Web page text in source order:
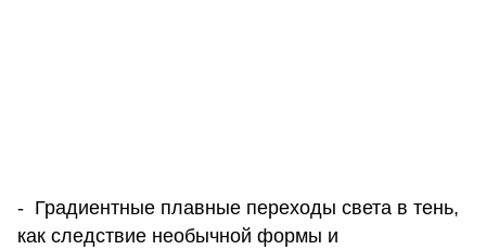
- Градиентные плавные переходы света в тень,
как следствие необычной формы и